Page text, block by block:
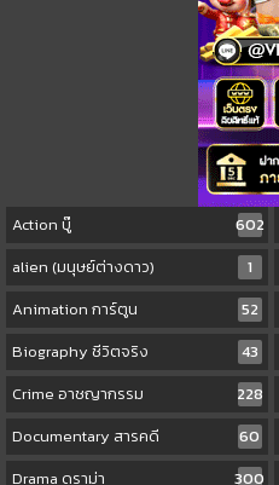
Action บู๊ 602
alien (มนุษย์ต่างดาว)
1
Animation การ์ตูน
52
Biography ชีวิตจริง
43
Crime อาชญากรรม
228
Documentary สารคดี
60
Drama ดราม่า
300